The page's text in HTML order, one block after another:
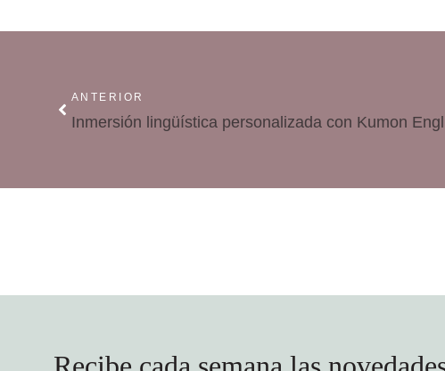
ANTERIOR
Inmersión lingüística personalizada con Kumon